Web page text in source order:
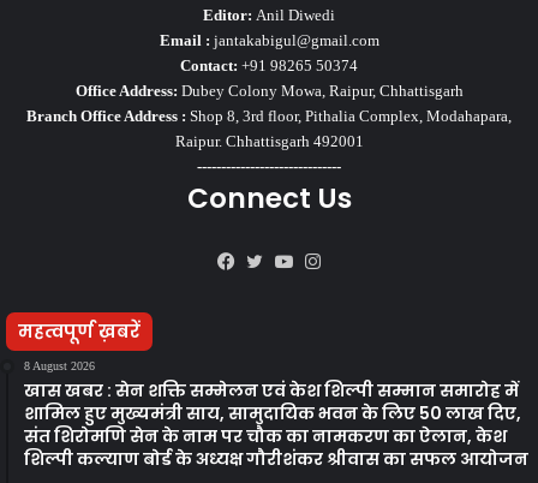
Editor: Anil Diwedi
Email : jantakabigul@gmail.com
Contact: +91 98265 50374
Office Address: Dubey Colony Mowa, Raipur, Chhattisgarh
Branch Office Address : Shop 8, 3rd floor, Pithalia Complex, Modahapara,
Raipur. Chhattisgarh 492001
------------------------------
Connect Us
Facebook
TwitterYouTube
महत्वपूर्ण ख़बरें
8 August 2026
खास खबर : सेन शक्ति सम्मेलन एवं केश शिल्पी सम्मान समारोह में
शामिल हुए मुख्यमंत्री साय, सामुदायिक भवन के लिए 50 लाख दिए,
संत शिरोमणि सेन के नाम पर चौक का नामकरण का ऐलान, केश
शिल्पी कल्याण बोर्ड के अध्यक्ष गौरीशंकर श्रीवास का सफल आयोजन